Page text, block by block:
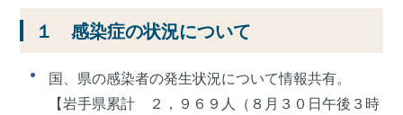
１ 感染症の状況について
国、県の感染者の発生状況について情報共有。
【岩手県累計 ２，９６９人（８月３０日午後３時